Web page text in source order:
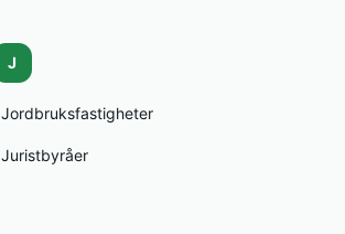
J
Jordbruksfastigheter
Juristbyråer